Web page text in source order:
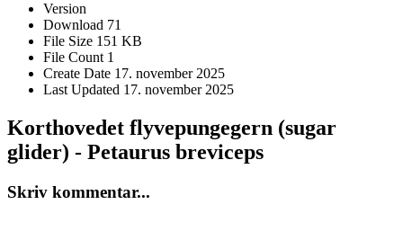
Version
Download 71
File Size 151 KB
File Count 1
Create Date 17. november 2025
Last Updated 17. november 2025
Korthovedet flyvepungegern (sugar
glider) - Petaurus breviceps
Skriv kommentar...